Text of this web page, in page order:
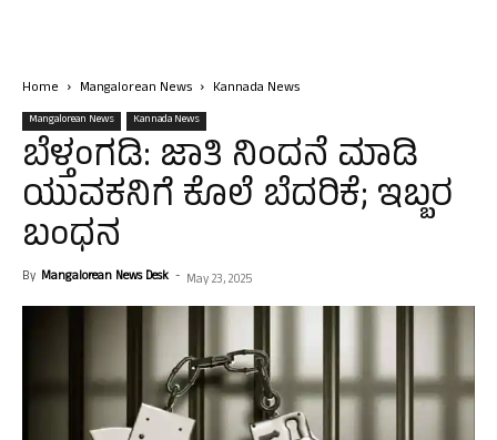
Home Mangalorean News Kannada News
Mangalorean News Kannada News
ಬೆಳ್ತಂಗಡಿ: ಜಾತಿ ನಿಂದನೆ ಮಾಡಿ
ಯುವಕನಿಗೆ ಕೊಲೆ ಬೆದರಿಕೆ; ಇಬ್ಬರ
ಬಂಧನ
By Mangalorean News Desk - May 23, 2025